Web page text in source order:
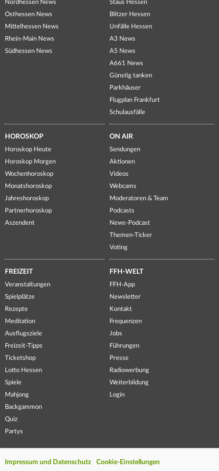
Nordhessen News
Osthessen News
Mittelhessen News
Rhein-Main News
Südhessen News
Staus Hessen
Blitzer Hessen
Unfälle Hessen
A3 News
A5 News
A661 News
Günstig tanken
Parkhäuser
Flugplan Frankfurt
Schulausfälle
HOROSKOP
Horoskop Heute
Horoskop Morgen
Wochenhoroskop
Monatshoroskop
Jahreshoroskop
Partnerhoroskop
Aszendent
ON AIR
Sendungen
Aktionen
Videos
Webcams
Moderatoren & Team
Podcasts
News-Podcast
Themen-Ticker
Voting
FREIZEIT
Veranstaltungen
Spielplätze
Rezepte
Meditation
Ausflugsziele
Freizeit-Tipps
Ticketshop
Lotto Hessen
Spiele
Mahjong
Backgammon
Quiz
Partys
FFH-WELT
FFH-App
Newsletter
Kontakt
Frequenzen
Jobs
Führungen
Presse
Radiowerbung
Weiterbildung
Login
Impressum und Datenschutz Cookie-Einstellungen